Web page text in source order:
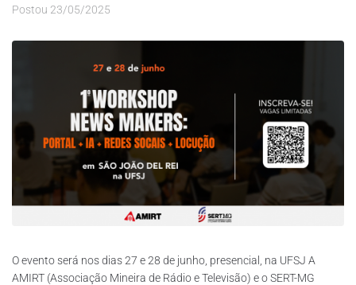
Postou 23/05/2025
O evento será nos dias 27 e 28 de junho, presencial, na UFSJ A
AMIRT (Associação Mineira de Rádio e Televisão) e o SERT-MG